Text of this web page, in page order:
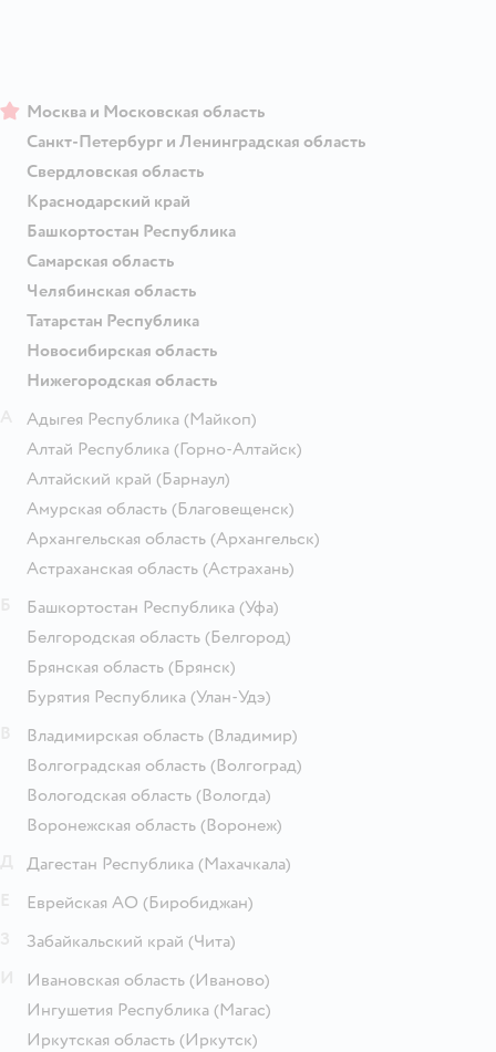
Москва и Московская область
Санкт-Петербург и Ленинградская область
Свердловская область
Краснодарский край
Башкортостан Республика
Самарская область
Челябинская область
Татарстан Республика
Новосибирская область
Нижегородская область
Адыгея Республика (Майкоп)
Алтай Республика (Горно-Алтайск)
Алтайский край (Барнаул)
Амурская область (Благовещенск)
Архангельская область (Архангельск)
Астраханская область (Астрахань)
Башкортостан Республика (Уфа)
Белгородская область (Белгород)
Брянская область (Брянск)
Бурятия Республика (Улан-Удэ)
Владимирская область (Владимир)
Волгоградская область (Волгоград)
Вологодская область (Вологда)
Воронежская область (Воронеж)
Дагестан Республика (Махачкала)
Еврейская АО (Биробиджан)
Забайкальский край (Чита)
Ивановская область (Иваново)
Ингушетия Республика (Магас)
Иркутская область (Иркутск)